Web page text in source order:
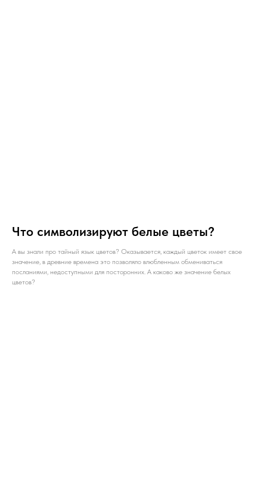
Что символизируют белые цветы?
А вы знали про тайный язык цветов? Оказывается, каждый цветок имеет свое
значение, в древние времена это позволяло влюбленным обмениваться
посланиями, недоступными для посторонних. А каково же значение белых
цветов?